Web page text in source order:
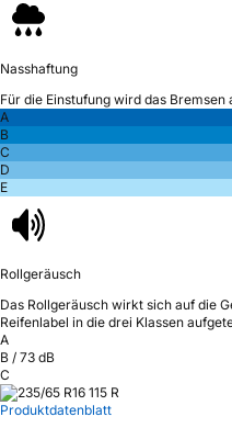
Nasshaftung
Für die Einstufung wird das
A
B
C
D
E
Rollgeräusch
Das Rollgeräusch wirkt sich auf die
Reifenlabel in die drei Klassen
A
B / 73 dB
C
Produktdatenblatt